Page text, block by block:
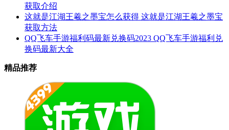
获取介绍
这就是江湖王羲之墨宝怎么获得 这就是江湖王羲之墨宝
获取方法
QQ飞车手游福利码最新兑换码2023 QQ飞车手游福利兑
换码最新大全
精品推荐